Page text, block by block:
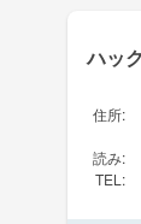
ハッ
住所:
読み:
TEL :